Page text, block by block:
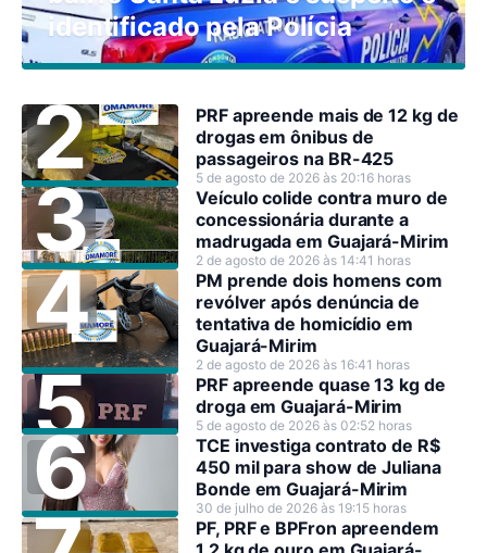
identificado pela Polícia
PRF apreende mais de 12 kg de
drogas em ônibus de
passageiros na BR-425
5 de agosto de 2026 às 20:16 horas
Veículo colide contra muro de
concessionária durante a
madrugada em Guajará-Mirim
2 de agosto de 2026 às 14:41 horas
PM prende dois homens com
revólver após denúncia de
tentativa de homicídio em
Guajará-Mirim
2 de agosto de 2026 às 16:41 horas
PRF apreende quase 13 kg de
droga em Guajará-Mirim
5 de agosto de 2026 às 02:52 horas
TCE investiga contrato de R$
450 mil para show de Juliana
Bonde em Guajará-Mirim
30 de julho de 2026 às 19:15 horas
PF, PRF e BPFron apreendem